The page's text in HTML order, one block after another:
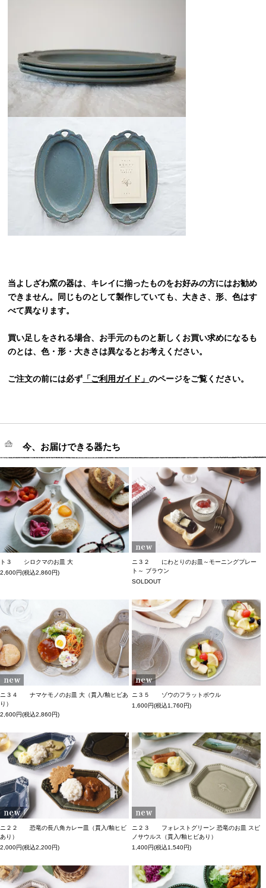
当よしざわ窯の器は、キレイに揃ったものをお好みの方にはお勧め
できません。同じものとして製作していても、大きさ、形、色はす
べて異なります。
買い足しをされる場合、お手元のものと新しくお買い求めになるも
のとは、色・形・大きさは異なるとお考えください。
ご注文の前には必ず 「ご利用ガイド」のページをご覧ください。
今、お届けできる器たち
ト３ シロクマのお皿 大
2,600円(税込2,860円)
ニ３２ にわとりのお皿～モーニングプレー
ト～ ブラウン
SOLDOUT
ニ３４ ナマケモノのお皿 大（貫入/釉ヒビあ
り）
2,600円(税込2,860円)
ニ３５ ゾウのフラットボウル
1,600円(税込1,760円)
ニ２２ 恐竜の長八角カレー皿（貫入/釉ヒビ
あり）
2,000円(税込2,200円)
ニ２３ フォレストグリーン 恐竜のお皿 スピ
ノサウルス（貫入/釉ヒビあり）
1,400円(税込1,540円)